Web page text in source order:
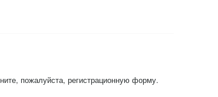
пожалуйста, регистрационную форму.